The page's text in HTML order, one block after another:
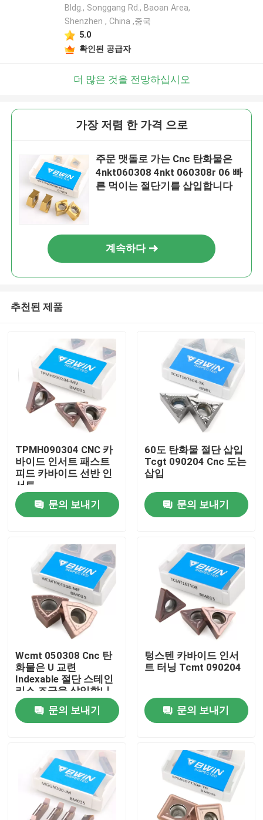
집
제품
비디오
회사 소개
공장 견학
품질 관리
문의하기
조회를 요청하다
텅스텐 카바이드 삽입
Bldg., Songgang Rd., Baoan Area,
Shenzhen , China ,중국
5.0
확인된 공급자
더 많은 것을 전망하십시오
가장 저렴 한 가격 으로
주문 맷돌로 가는 Cnc 탄화물은
4nkt060308 4nkt 060308r 06 빠
른 먹이는 절단기를 삽입합니다
계속하다
추천된 제품
TPMH090304 CNC 카
바이드 인서트 패스트
피드 카바이드 선반 인
서트
문의 보내기
60도 탄화물 절단 삽입
Tcgt 090204 Cnc 도는
삽입
문의 보내기
Wcmt 050308 Cnc 탄
화물은 U 교련
Indexable 절단 스테인
리스 조금을 삽입합니
다
문의 보내기
텅스텐 카바이드 인서
트 터닝 Tcmt 090204
문의 보내기